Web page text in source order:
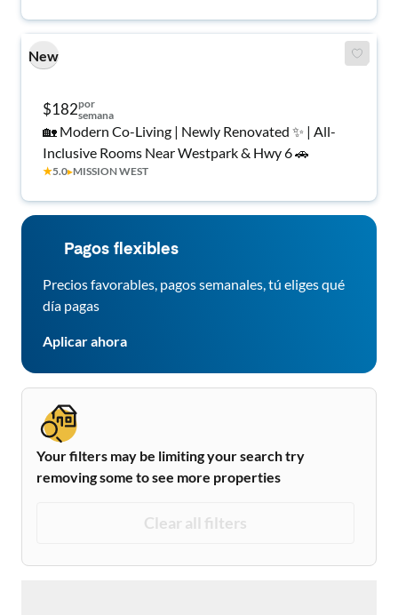
New
$182por
semana
🏡 Modern Co-Living | Newly Renovated ✨ | All-
Inclusive Rooms Near Westpark & Hwy 6 🚗
★5.0▸MISSION WEST
Pagos flexibles
Precios favorables, pagos semanales, tú eliges qué
día pagas
Aplicar ahora
Your filters may be limiting your search try
removing some to see more properties
Clear all filters